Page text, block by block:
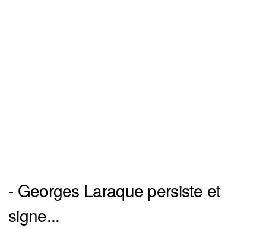
- Georges Laraque persiste et
signe...